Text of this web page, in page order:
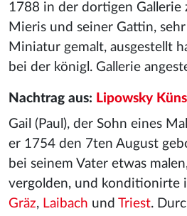
1788 in der dortigen Gallerie
Mieris und seiner Gattin,
Miniatur gemalt, ausgestellt
bei der königl. Gallerie
Nachtrag aus: Lipowsky
Gail (Paul), der Sohn eines
er 1754 den 7ten August
bei seinem Vater etwas
vergolden, und konditionirte
Gräz, Laibach und Triest.